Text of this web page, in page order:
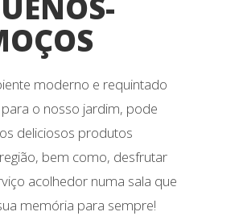
moderno e requintado
o nosso jardim, pode
deliciosos produtos
bem como, desfrutar
acolhedor numa sala que
memória para sempre!